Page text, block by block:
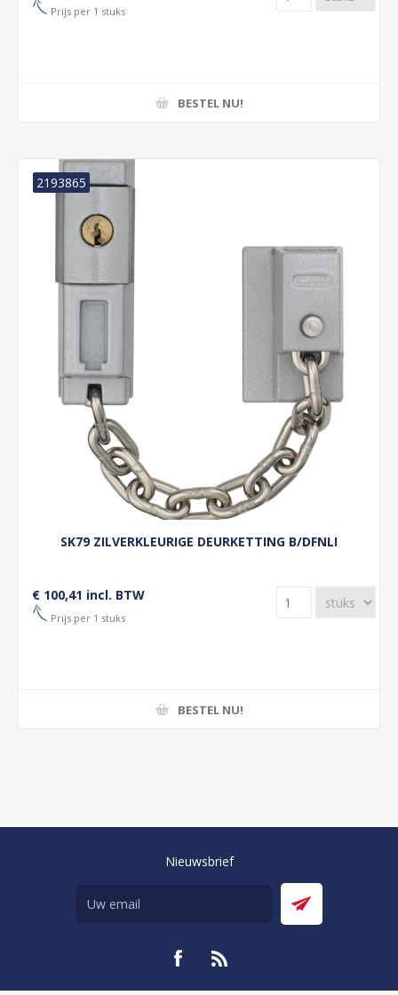
Prijs per 1 stuks
BESTEL NU!
SK79 ZILVERKLEURIGE DEURKETTING B/DFNLI
2193865
€ 100,41 incl. BTW
Prijs per 1 stuks
BESTEL NU!
Nieuwsbrief